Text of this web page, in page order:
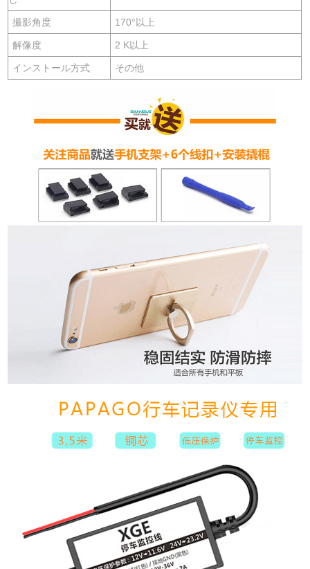
撮影角度 170°以上
解像度 2 K以上
インストール方式 その他